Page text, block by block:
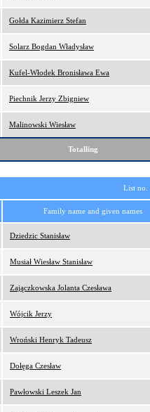
Gołda Kazimierz Stefan
Solarz Bogdan Władysław
Kufel-Włodek Bronisława Ewa
Piechnik Jerzy Zbigniew
Malinowski Wiesław
Totalling
List
Family name and given names
Dziedzic Stanisław
Musiał Wiesław Stanisław
Zajączkowska Jolanta Czesława
Wójcik Jerzy
Wroński Henryk Tadeusz
Dołęga Czesław
Pawłowski Leszek Jan